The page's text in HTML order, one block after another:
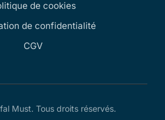
de cookies
de confidentialité
CGV
Must. Tous droits réservés.